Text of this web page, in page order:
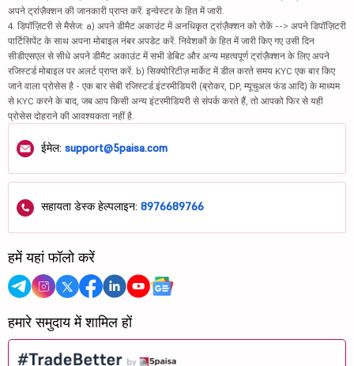
अपने ट्रांज़ैक्शन की जानकारी प्राप्त करें. इन्वेस्टर के हित में जारी.
4. डिपॉज़िटरी से मैसेज: a) अपने डीमैट अकाउंट में अनधिकृत ट्रांज़ैक्शन को रोकें --> अपने डिपॉज़िटरी
पार्टिसिपेंट के साथ अपना मोबाइल नंबर अपडेट करें. निवेशकों के हित में जारी किए गए उसी दिन
सीडीएसएल से सीधे अपने डीमैट अकाउंट में सभी डेबिट और अन्य महत्वपूर्ण ट्रांज़ैक्शन के लिए अपने
रजिस्टर्ड मोबाइल पर अलर्ट प्राप्त करें. b) सिक्योरिटीज़ मार्केट में डील करते समय KYC एक बार किए
जाने वाला प्रोसेस है - एक बार सेबी रजिस्टर्ड इंटरमीडियरी (ब्रोकर, DP, म्यूचुअल फंड आदि) के माध्यम
से KYC करने के बाद, जब आप किसी अन्य इंटरमीडियरी से संपर्क करते हैं, तो आपको फिर से यही
प्रोसेस दोहराने की आवश्यकता नहीं है.
ईमेल: support@5paisa.com
सहायता डेस्क हेल्पलाइन: 8976689766
हमें यहां फॉलो करें
हमारे समुदाय में शामिल हों